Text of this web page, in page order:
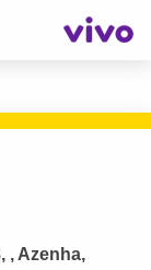
, Azenha,